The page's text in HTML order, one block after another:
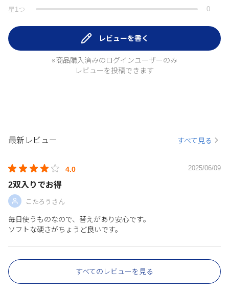
星 1つ 0
レビューを書く
※商品購入済みのログインユーザーのみ
レビューを投稿できます
最新レビュー すべて見る
4.0 2025/06/09
2双入りでお得
こたろうさん
毎日使うものなので、替えがあり安心です。
ソフトな硬さがちょうど良いです。
すべてのレビューを見る